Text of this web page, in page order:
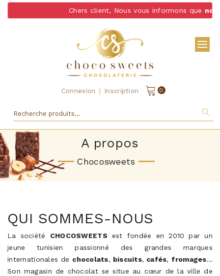
Chers client, Nous vous informons quenous
Connexion | Inscription 0
A propos
Chocosweets
QUI SOMMES-NOUS
La société CHOCOSWEETS est fondée en 2010 par un
jeune tunisien passionné des grandes marques
internationales de chocolats, biscuits, cafés,fromages…
Son magasin de chocolat se situe au cœur de la ville de